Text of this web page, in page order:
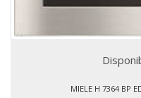
MIELE H 7364 BP